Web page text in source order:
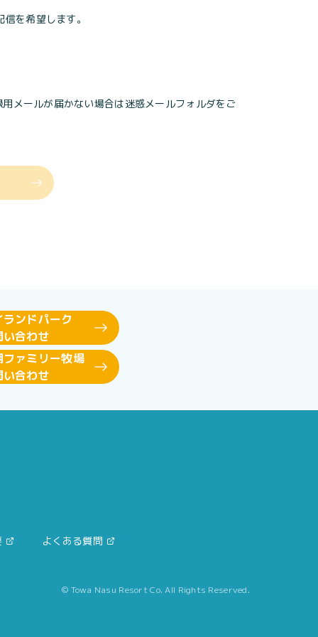
を希望します。
ールが届かない場合は迷惑メールフォルダをご
ンドパーク
い合わせ
ァミリー牧場
い合わせ
よくある質問
© Towa Nasu Resort Co. All Rights Reserved.